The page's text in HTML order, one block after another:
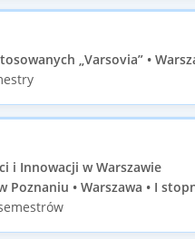
„Varsovia” •
i Innowacji w Warszawie
Poznaniu • Warszawa • I